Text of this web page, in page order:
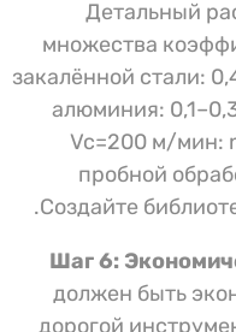
Детальный
множества
закалённой стали:
алюминия:
Vc=200 м/мин:
пробной
Создайте
Шаг 6:
должен быть
дорогой